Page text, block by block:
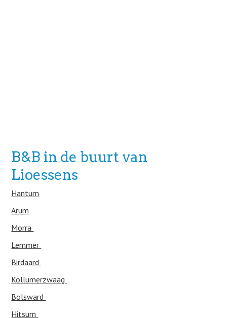
B&B in de buurt van
Lioessens
Hantum
Arum
Morra
Lemmer
Birdaard
Kollumerzwaag
Bolsward
Hitsum